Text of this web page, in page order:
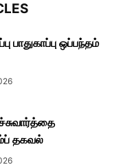
பாதுகாப்பு ஒப்பந்தம்
தகவல்